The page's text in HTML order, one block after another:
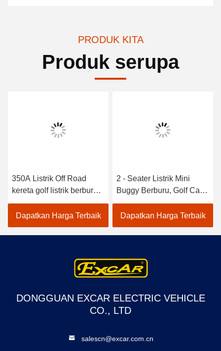
PRODUK KITA
Produk serupa
350A Listrik Off Road
kereta golf listrik berburu
kereta 4 wheel drive
kereta golf listrik
Dapatkan Harga Terbaik
2 - Seater Listrik Mini
Buggy Berburu, Golf Cart
Jenis Kendaraan Ce
Disetujui
Dapatkan Harga Terbaik
DONGGUAN EXCAR ELECTRIC VEHICLE
CO., LTD
salescn@excar.com.cn